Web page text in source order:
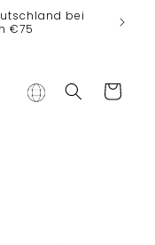
bei
€75
Warenkorb